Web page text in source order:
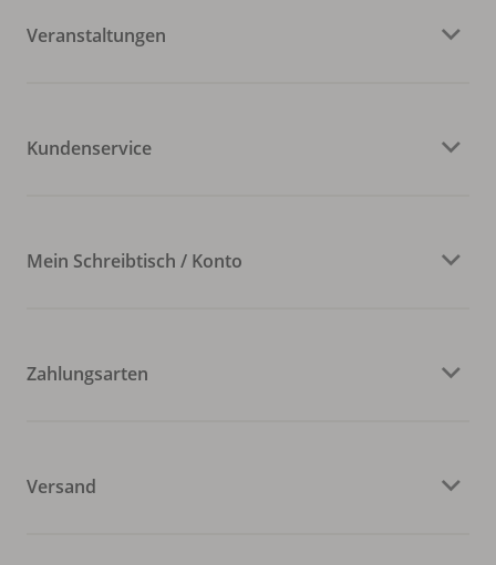
Veranstaltungen
Kundenservice
Mein Schreibtisch / Konto
Zahlungsarten
Versand